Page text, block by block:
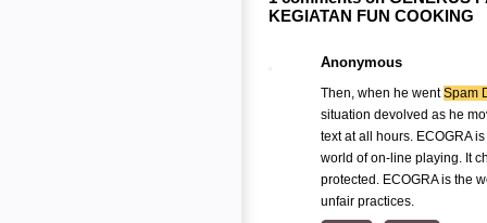
KEGIATAN FUN COOKING
Anonymous
Then, when he wentSpam
situation devolved as he
text at all hours. ECOGRA
world of on-line playing. It
protected. ECOGRA is the
unfair practices.